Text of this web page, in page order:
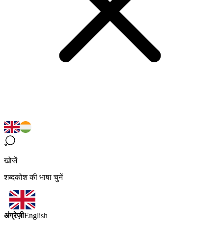
खोजें
शब्दकोश की भाषा चुनें
अंग्रेज़ीEnglish